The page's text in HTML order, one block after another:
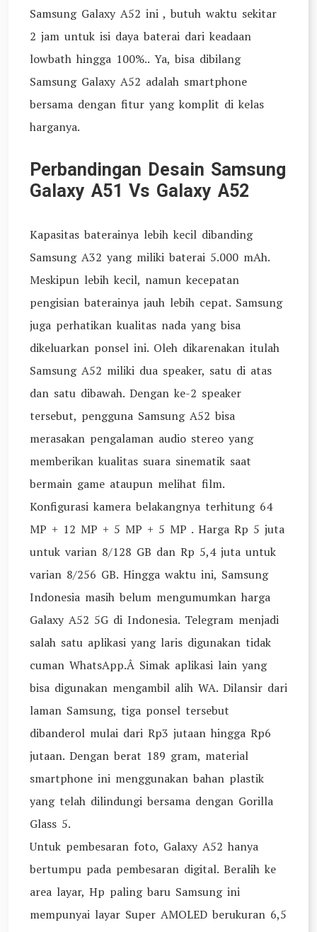
Samsung Galaxy A52 ini , butuh waktu sekitar
2 jam untuk isi daya baterai dari keadaan
lowbath hingga 100%.. Ya, bisa dibilang
Samsung Galaxy A52 adalah smartphone
bersama dengan fitur yang komplit di kelas
harganya.
Perbandingan Desain Samsung
Galaxy A51 Vs Galaxy A52
Kapasitas baterainya lebih kecil dibanding
Samsung A32 yang miliki baterai 5.000 mAh.
Meskipun lebih kecil, namun kecepatan
pengisian baterainya jauh lebih cepat. Samsung
juga perhatikan kualitas nada yang bisa
dikeluarkan ponsel ini. Oleh dikarenakan itulah
Samsung A52 miliki dua speaker, satu di atas
dan satu dibawah. Dengan ke-2 speaker
tersebut, pengguna Samsung A52 bisa
merasakan pengalaman audio stereo yang
memberikan kualitas suara sinematik saat
bermain game ataupun melihat film.
Konfigurasi kamera belakangnya terhitung 64
MP + 12 MP + 5 MP + 5 MP . Harga Rp 5 juta
untuk varian 8/128 GB dan Rp 5,4 juta untuk
varian 8/256 GB. Hingga waktu ini, Samsung
Indonesia masih belum mengumumkan harga
Galaxy A52 5G di Indonesia. Telegram menjadi
salah satu aplikasi yang laris digunakan tidak
cuman WhatsApp.Â Simak aplikasi lain yang
bisa digunakan mengambil alih WA. Dilansir dari
laman Samsung, tiga ponsel tersebut
dibanderol mulai dari Rp3 jutaan hingga Rp6
jutaan. Dengan berat 189 gram, material
smartphone ini menggunakan bahan plastik
yang telah dilindungi bersama dengan Gorilla
Glass 5.
Untuk pembesaran foto, Galaxy A52 hanya
bertumpu pada pembesaran digital. Beralih ke
area layar, Hp paling baru Samsung ini
mempunyai layar Super AMOLED berukuran 6,5